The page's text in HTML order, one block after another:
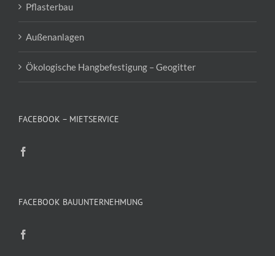
Pflasterbau
Außenanlagen
Ökologische Hangbefestigung – Geogitter
FACEBOOK – MIETSERVICE
FACEBOOK BAUUNTERNEHMUNG